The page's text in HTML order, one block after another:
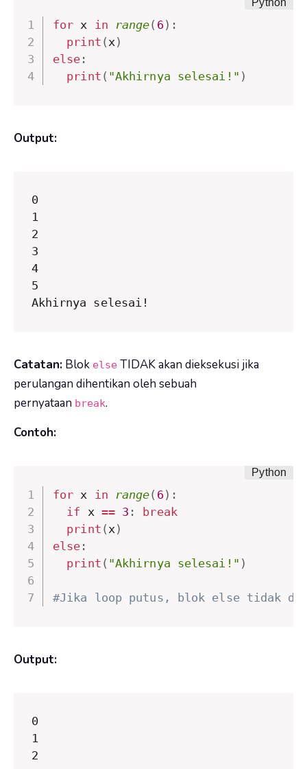
for x in range( 6) :
print ( x )
else :
print ( "Akhirnya selesai!" )
Output:
0
1
2
3
4
5
Akhirnya selesai!
Catatan: Blok else TIDAK akan dieksekusi jika
perulangan dihentikan oleh sebuah
pernyataan break.
Contoh:
for x in range( 6) :
if x == 3 :
break
print ( x )
else :
print ( "Akhirnya selesai!" )
#Jika loop putus, blok else tidak
Output:
0
1
2